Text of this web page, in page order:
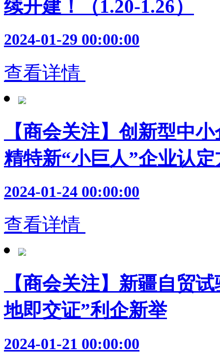
续开建！（1.20-1.26）
2024-01-29 00:00:00
查看详情
【商会关注】创新型中
精特新“小巨人”企业认
2024-01-24 00:00:00
查看详情
【商会关注】新疆自贸
地即交证”利企新举
2024-01-21 00:00:00